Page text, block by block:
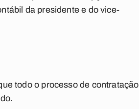
da presidente e do vice-
todo o processo de contratação